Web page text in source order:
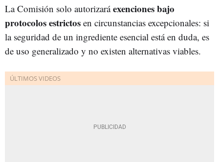
La Comisión solo autorizaráexenciones bajo
protocolos estrictos en circunstancias excepcionales: si
la seguridad de un ingrediente esencial está en duda, es
de uso generalizado y no existen alternativas viables.